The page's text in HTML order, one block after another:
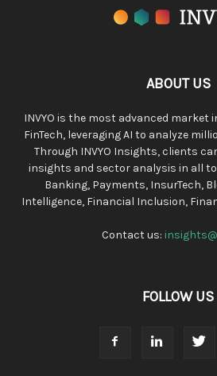
ABOUT US
INVYO is the most advanced
FinTech, leveraging AI to analyze
Through INVYO Insights, clients
insights and sector analysis in all
Banking, Payments, InsurTech,
Intelligence, Financial Inclusion,
Contact us:
FOLLOW US